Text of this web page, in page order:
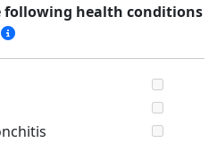
following health conditions